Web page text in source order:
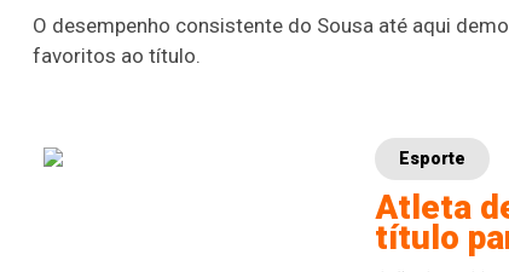
O desempenho consistente do Sousa até aqui
favoritos ao título.
Esporte
Atleta
título